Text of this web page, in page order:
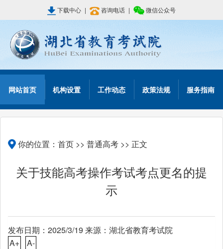
下载中心 | 咨询电话 | 微信公众号
网站首页 机构设置 工作动态 政策法规 服务指南
你的位置： 首页 >> 普通高考 >> 正文
关于技能高考操作考试考点更名的提
示
发布日期：2025/3/19 来源：湖北省教育考试院
A+
A-